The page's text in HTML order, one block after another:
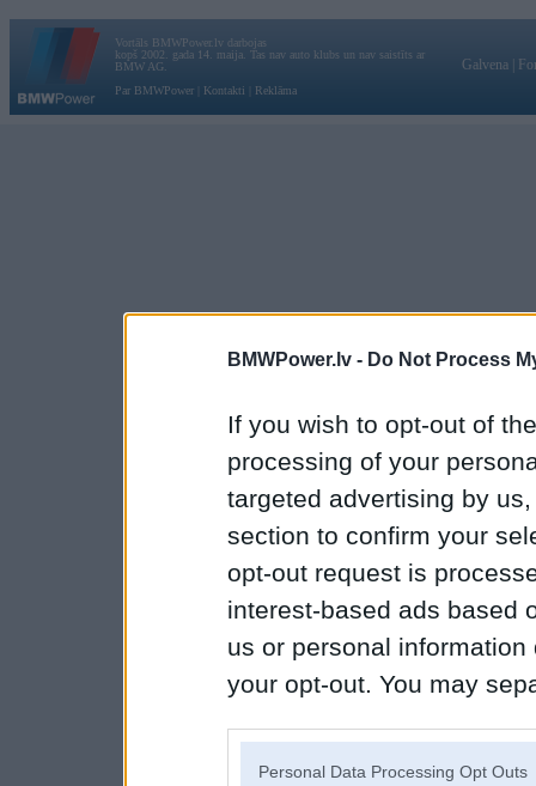
BMWPower.lv - Do Not Process
If you wish to opt-out of
processing of your
targeted advertising by
section to confirm your
opt-out request is
interest-based ads based
us or personal
your opt-out. You may
Personal Data Processing Opt Outs
Vortāls BMWPower.lv darbojas
kopš 2002. gada 14. maija. Tas nav auto klubs un nav saistīts ar
BMW AG.
Par BMWPower
Kontakti Reklāma
Galvena